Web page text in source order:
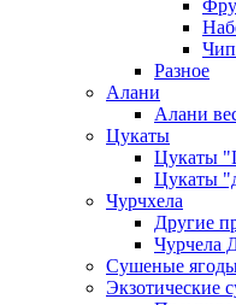
Разное
Алани
Алани
Цукаты
Цукаты
Цукаты
Чурчхела
Другие
Чурчела
Сушеные
Экзотические